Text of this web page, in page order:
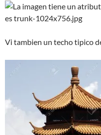
Vi tambien un techo tipico